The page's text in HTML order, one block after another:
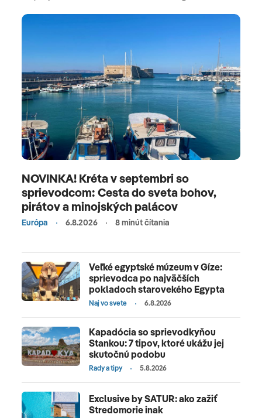
NOVINKA! Kréta v septembri so
sprievodcom: Cesta do sveta bohov,
pirátov a minojských palácov
Európa 6.8.2026 8 minút čítania
Veľké egyptské múzeum v Gíze:
sprievodca po najväčších
pokladoch starovekého Egypta
Naj vo svete 6.8.2026
Kapadócia so sprievodkyňou
Stankou: 7 tipov, ktoré ukážu jej
skutočnú podobu
Rady a tipy 5.8.2026
Exclusive by SATUR: ako zažiť
Stredomorie inak